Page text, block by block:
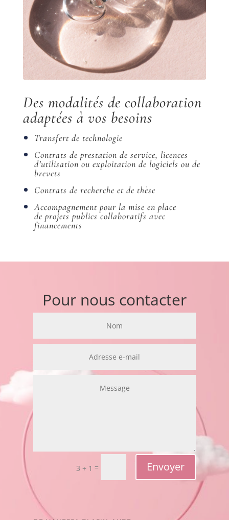
Des modalités de collaboration
adaptées à vos besoins
Transfert de technologie
Contrats de prestation de service, licences
d’utilisation ou exploitation de logiciels ou de
brevets
Contrats de recherche et de thèse
Accompagnement pour la mise en place
de projets publics collaboratifs avec
financements
Pour nous contacter
3 + 1 = Envoyer